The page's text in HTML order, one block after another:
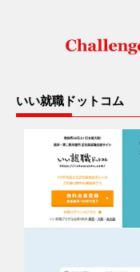
いい就職ドットコム